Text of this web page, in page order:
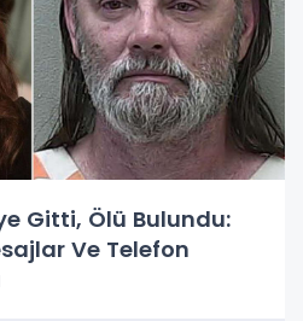
Gitti, Ölü Bulundu:
Ve Telefon